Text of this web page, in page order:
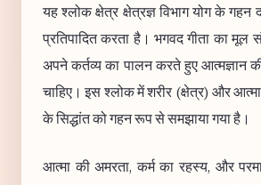
यह श्लोक क्षेत्र क्षेत्रज्ञ विभाग योग के गहन
प्रतिपादित करता है। भगवद गीता का मूल
अपने कर्तव्य का पालन करते हुए आत्मज्ञान
चाहिए। इस श्लोक में शरीर (क्षेत्र) और
के सिद्धांत को गहन रूप से समझाया गया है।
आत्मा की अमरता, कर्म का रहस्य, और